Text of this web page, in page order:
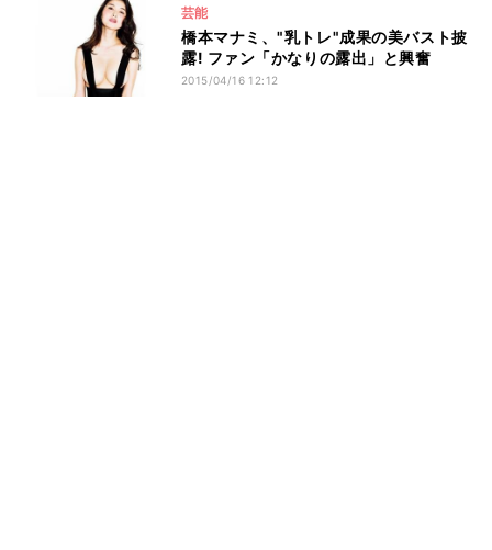
芸能
橋本マナミ、"乳トレ"成果の美バスト披
露! ファン「かなりの露出」と興奮
2015/04/16 12:12